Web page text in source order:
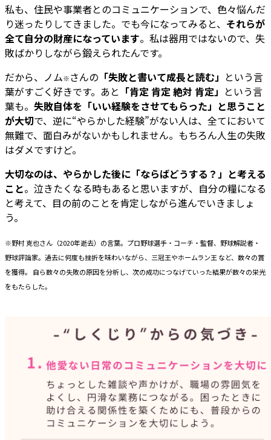
私も、住民や事業者とのコミュニケーションで、色々悩んだ
り迷ったりしてきました。でも今になってみると、 それらが
全て自分の財産になっています。私は器用ではないので、失
敗ばかりしながら鍛えられたんです。
だから、ノム※さんの 「失敗と書いて成長と読む」 という言
葉がすごく好きです。あと 「肯定 肯定 絶対 肯定」 という言
葉も。 失敗自体を「いい経験をさせてもらった」と思うこと
が大切で、逆に“やらかした経験”がない人は、全てにおいて
無難で、面白みがないかもしれません。もちろん人生の失敗
はダメですけど。
大切なのは、やらかした後に「ならばどうする？」と考える
こと。泣きたくなる時もあると思いますが、自分の糧になる
と考えて、目の前のことを肯定しながら進んでいきましょ
う。
※野村 克也さん（2020年逝去）の言葉。プロ野球選手・コーチ・監督、野球解説者・
野球評論家。過去に何度も挫折を味わいながら、三冠王やホームラン王 など、数々の賞
を獲得。 自ら数々の失敗の原因を分析し、次の成功につなげていった結果が数々の栄光
をもたらした。